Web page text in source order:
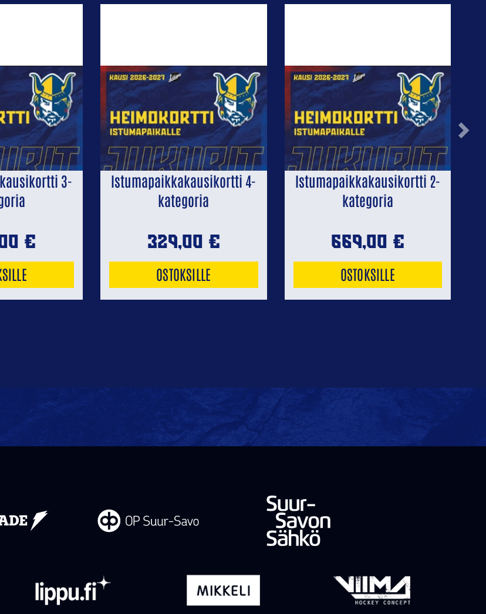
3-
€
Istumapaikkakausikortti 4-
kategoria
329,00 €
OSTOKSILLE
Istumapaikkakausikortti 2-
kategoria
669,00 €
OSTOKSILLE